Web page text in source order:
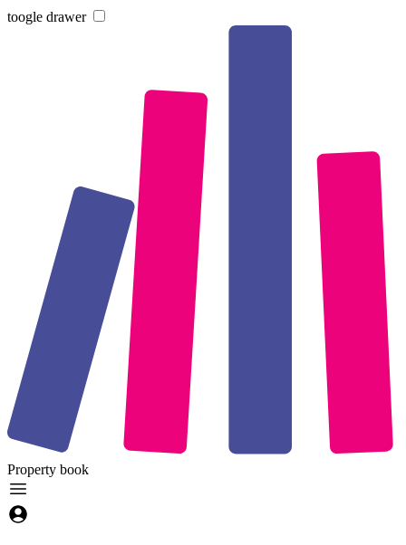
toogle drawer
Property book